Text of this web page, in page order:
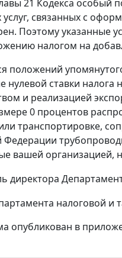
21 Кодекса особый
услуг, связанных с
Поэтому указанные
налогом на
положений
нулевой ставки налога
и реализацией
0 процентов
транспортировке,
Федерации
вашей организацией,
директора
налоговой и
опубликован в